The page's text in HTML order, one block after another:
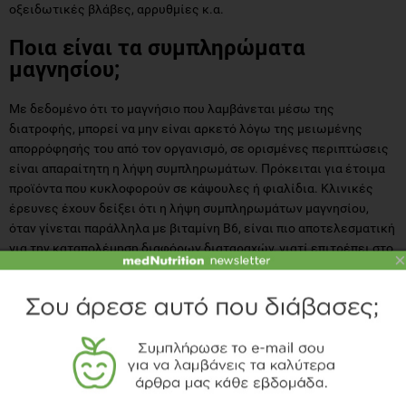
οξειδωτικές βλάβες, αρρυθμίες κ.α.
Ποια είναι τα συμπληρώματα
μαγνησίου;
Με δεδομένο ότι το μαγνήσιο που λαμβάνεται μέσω της
διατροφής, μπορεί να μην είναι αρκετό λόγω της μειωμένης
απορρόφησής του από τον οργανισμό, σε ορισμένες περιπτώσεις
είναι απαραίτητη η λήψη συμπληρωμάτων. Πρόκειται για έτοιμα
προϊόντα που κυκλοφορούν σε κάψουλες ή φιαλίδια. Κλινικές
έρευνες έχουν δείξει ότι η λήψη συμπληρωμάτων μαγνησίου,
όταν γίνεται παράλληλα με βιταμίνη Β6, είναι πιο αποτελεσματική
για την καταπολέμηση διαφόρων διαταραχών, γιατί επιτρέπει στο
μαγνήσιο να διεισδύει καλύτερα στο εσωτερικό των κυττάρων.
Αξίζει να σημειωθεί ότι μικρές ποσότητες μαγνησίου υπάρχουν
μικρότερη ποσότητα. Σε κάθε περίπτωση πάντως, τα
συμπληρώματα θα πρέπει να λαμβάνονται μετά από συμβουλή
γιατρού και μόνο όταν, για διάφορους λόγους, δεν μπορεί να
×